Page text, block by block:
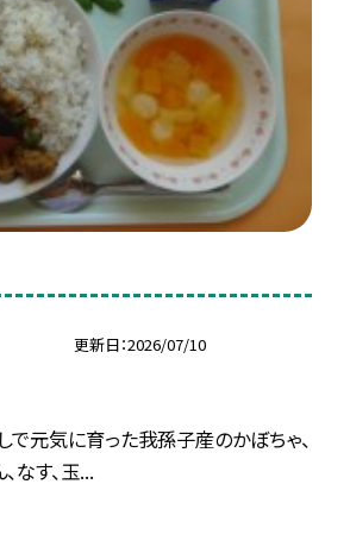
更新日 2026/07/10
で元気に育った我孫子産のかぼちゃ、
なす、玉...